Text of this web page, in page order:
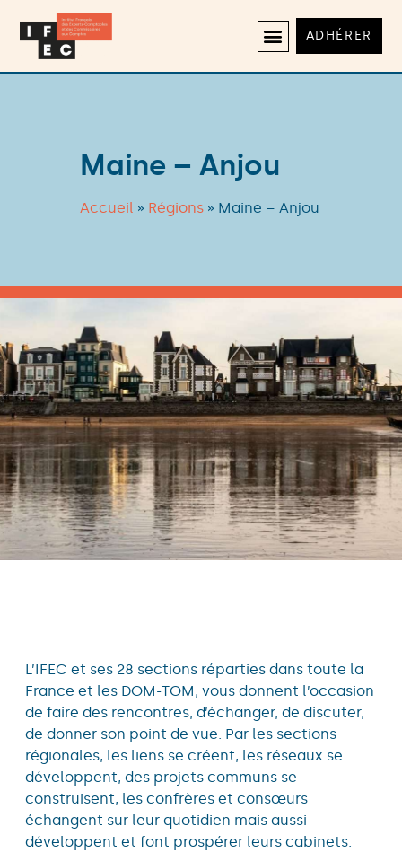
ADHÉRER
Maine – Anjou
Accueil » Régions » Maine – Anjou
L’IFEC et ses 28 sections réparties dans toute la
France et les DOM-TOM, vous donnent l’occasion
de faire des rencontres, d’échanger, de discuter,
de donner son point de vue. Par les sections
régionales, les liens se créent, les réseaux se
développent, des projets communs se
construisent, les confrères et consœurs
échangent sur leur quotidien mais aussi
développent et font prospérer leurs cabinets.